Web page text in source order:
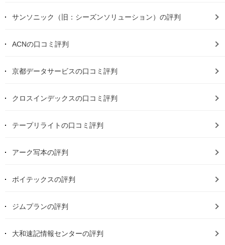
サンソニック（旧：シーズンソリューション）の評判
ACNの口コミ評判
京都データサービスの口コミ評判
クロスインデックスの口コミ評判
テープリライトの口コミ評判
アーク写本の評判
ボイテックスの評判
ジムプランの評判
大和速記情報センターの評判